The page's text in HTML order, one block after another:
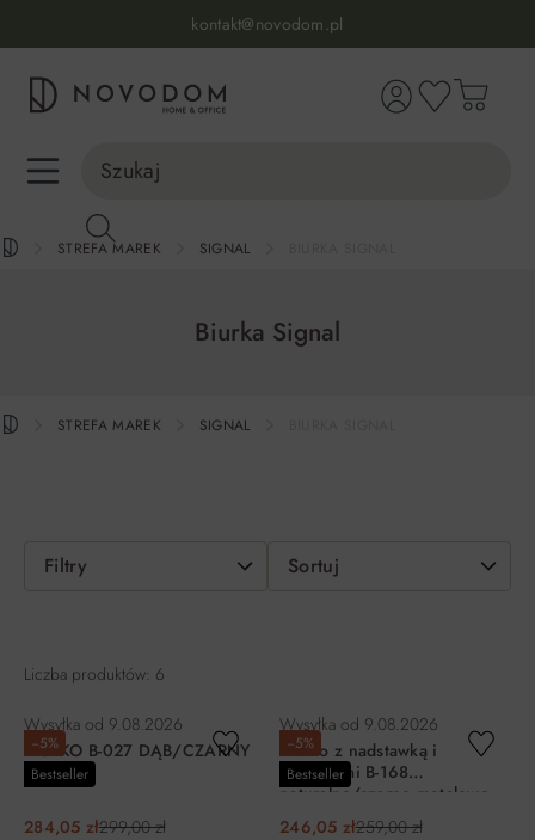
kontakt@novodom.pl
Dostawa z wniesieniem
30 dni na zwrot lub wymianę
98% zadowolonych klientów
STREFA MAREK SIGNAL
Biurka Signal
STREFA MAREK SIGNAL
Filtry Sortuj
Liczba produktów: 6
−5%
Bestseller
Wysyłka od 9.08.2026
BIURKO B-027 DĄB/CZARNY
Signal
284,05 zł299,00 zł
−5%
Bestseller
Wysyłka od 9.08.2026
Biurko z nadstawką i
szufladami B-168
naturalne/czarne metalowe
nogi Signal
246,05 zł259,00 zł